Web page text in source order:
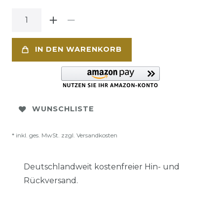
IN DEN WARENKORB
WUNSCHLISTE
* inkl. ges. MwSt. zzgl. Versandkosten
Deutschlandweit kostenfreier Hin- und
Rückversand.